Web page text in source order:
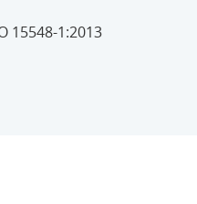
15548-1:2013